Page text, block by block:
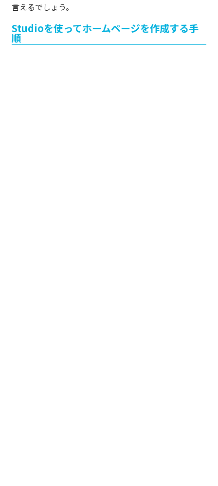
言えるでしょう。
Studioを使ってホームページを作成する手
順